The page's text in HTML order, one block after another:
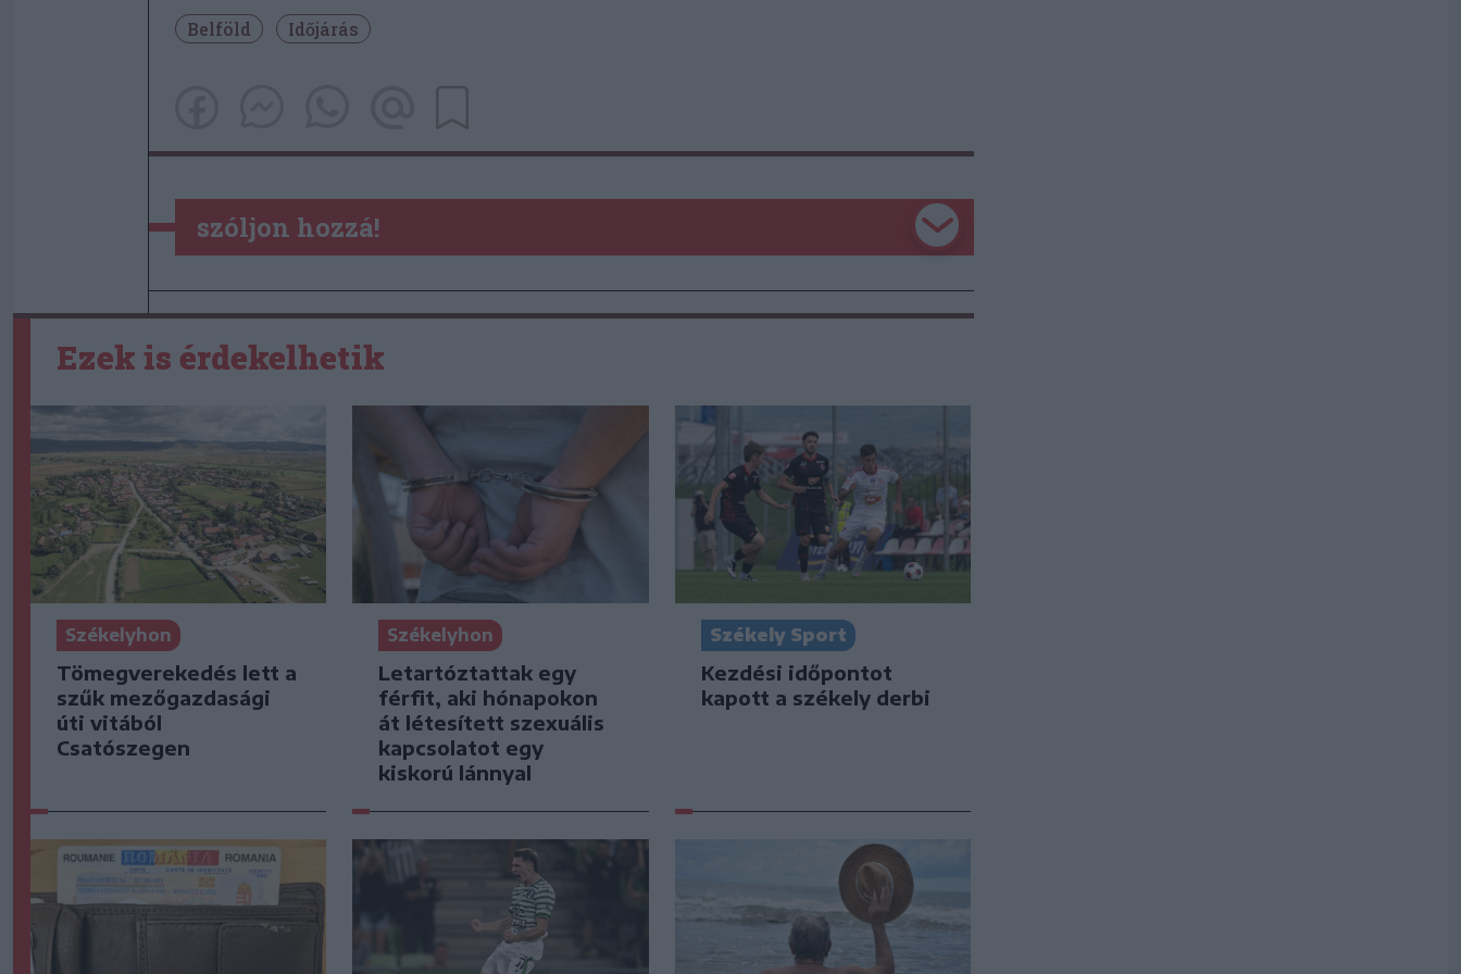
Belföld Időjárás
szóljon hozzá!
Ezek is érdekelhetik
Székelyhon
Tömegverekedés lett a
szűk mezőgazdasági
úti vitából
Csatószegen
Székelyhon
Letartóztattak egy
férfit, aki hónapokon
át létesített szexuális
kapcsolatot egy
kiskorú lánnyal
Székely Sport
Kezdési időpontot
kapott a székely derbi